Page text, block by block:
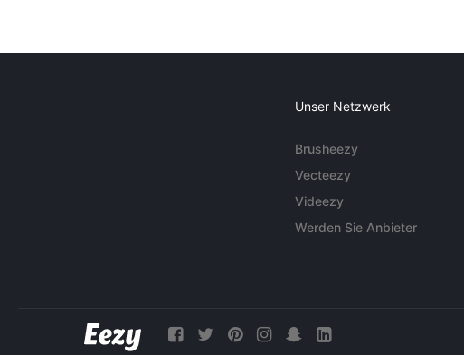
Unser Netzwerk
Brusheezy
Vecteezy
Videezy
Werden Sie Anbieter